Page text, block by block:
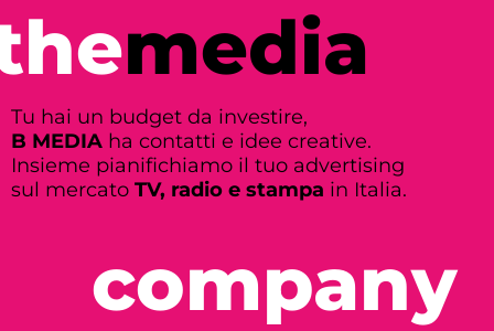
media
Tu hai un budget da investire,
B MEDIA ha contatti e idee creative.
Insieme pianifichiamo il tuo advertising
sul mercato TV, radio e stampa in Italia.
company